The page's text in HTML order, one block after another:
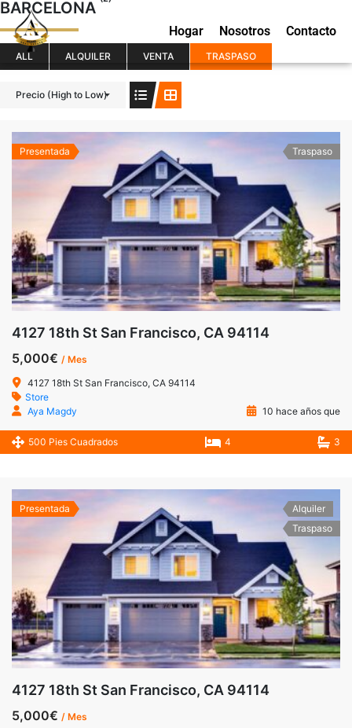
Hogar Nosotros Contacto
BARCELONA
ALL ALQUILER VENTA TRASPASO
Precio (High to Low)
Presentada Traspaso
4127 18th St San Francisco, CA 94114
5,000€ / Mes
4127 18th St San Francisco, CA 94114
Store
Aya Magdy
10 hace años que
500 Pies Cuadrados 4 3
Presentada
Alquiler
Traspaso
4127 18th St San Francisco, CA 94114
5,000€ / Mes